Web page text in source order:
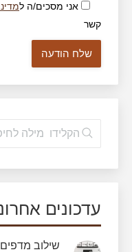
אני מסכים/ה ל
קשר
עדכונים
שילוב